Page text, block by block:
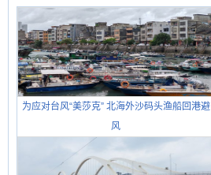
为应对台风“美莎克” 北海外沙码头渔船回港避
风